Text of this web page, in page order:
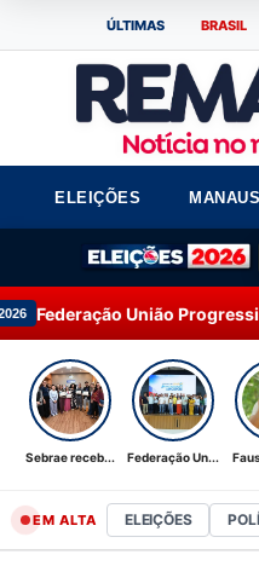
ÚLTIMAS BRASIL
ELEIÇÕES MANAUS
Progressista amplia
Sebrae receb... Federação Un...
EM ALTA ELEIÇÕES